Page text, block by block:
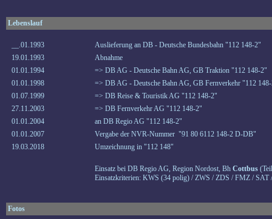
Lebenslauf
__.01.1993
Auslieferung an DB - Deutsche Bundesbahn "112 148-2"
19.01.1993
Abnahme
01.01.1994
=> DB AG - Deutsche Bahn AG, GB Traktion "112 148-2"
01.01.1998
=> DB AG - Deutsche Bahn AG, GB Fernverkehr "112
01.07.1999
=> DB Reise & Touristik AG "112 148-2"
27.11.2003
=> DB Fernverkehr AG "112 148-2"
01.01.2004
an DB Regio AG "112 148-2"
01.01.2007
Vergabe der NVR-Nummer "91 80 6112 148-2 D-DB"
19.03.2018
Umzeichnung in "112 148"
Einsatz bei DB Regio AG, Region Nordost, Bh Cottbus
Einsatzkriterien: KWS (34 polig) / ZWS / ZDS / FMZ / SAT
Fotos